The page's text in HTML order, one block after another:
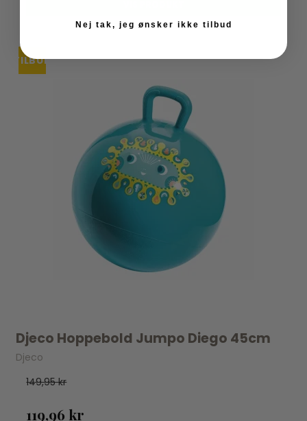
TILBUD
Djeco Hoppebold Jumpo Diego 45cm
Djeco
149,95 kr
119,96 kr
Nej tak, jeg ønsker ikke tilbud